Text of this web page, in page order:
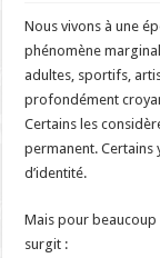
Nous vivons à une
phénomène
adultes, sportifs,
profondément
Certains les
permanent. Certains
d’identité.
Mais pour
surgit :